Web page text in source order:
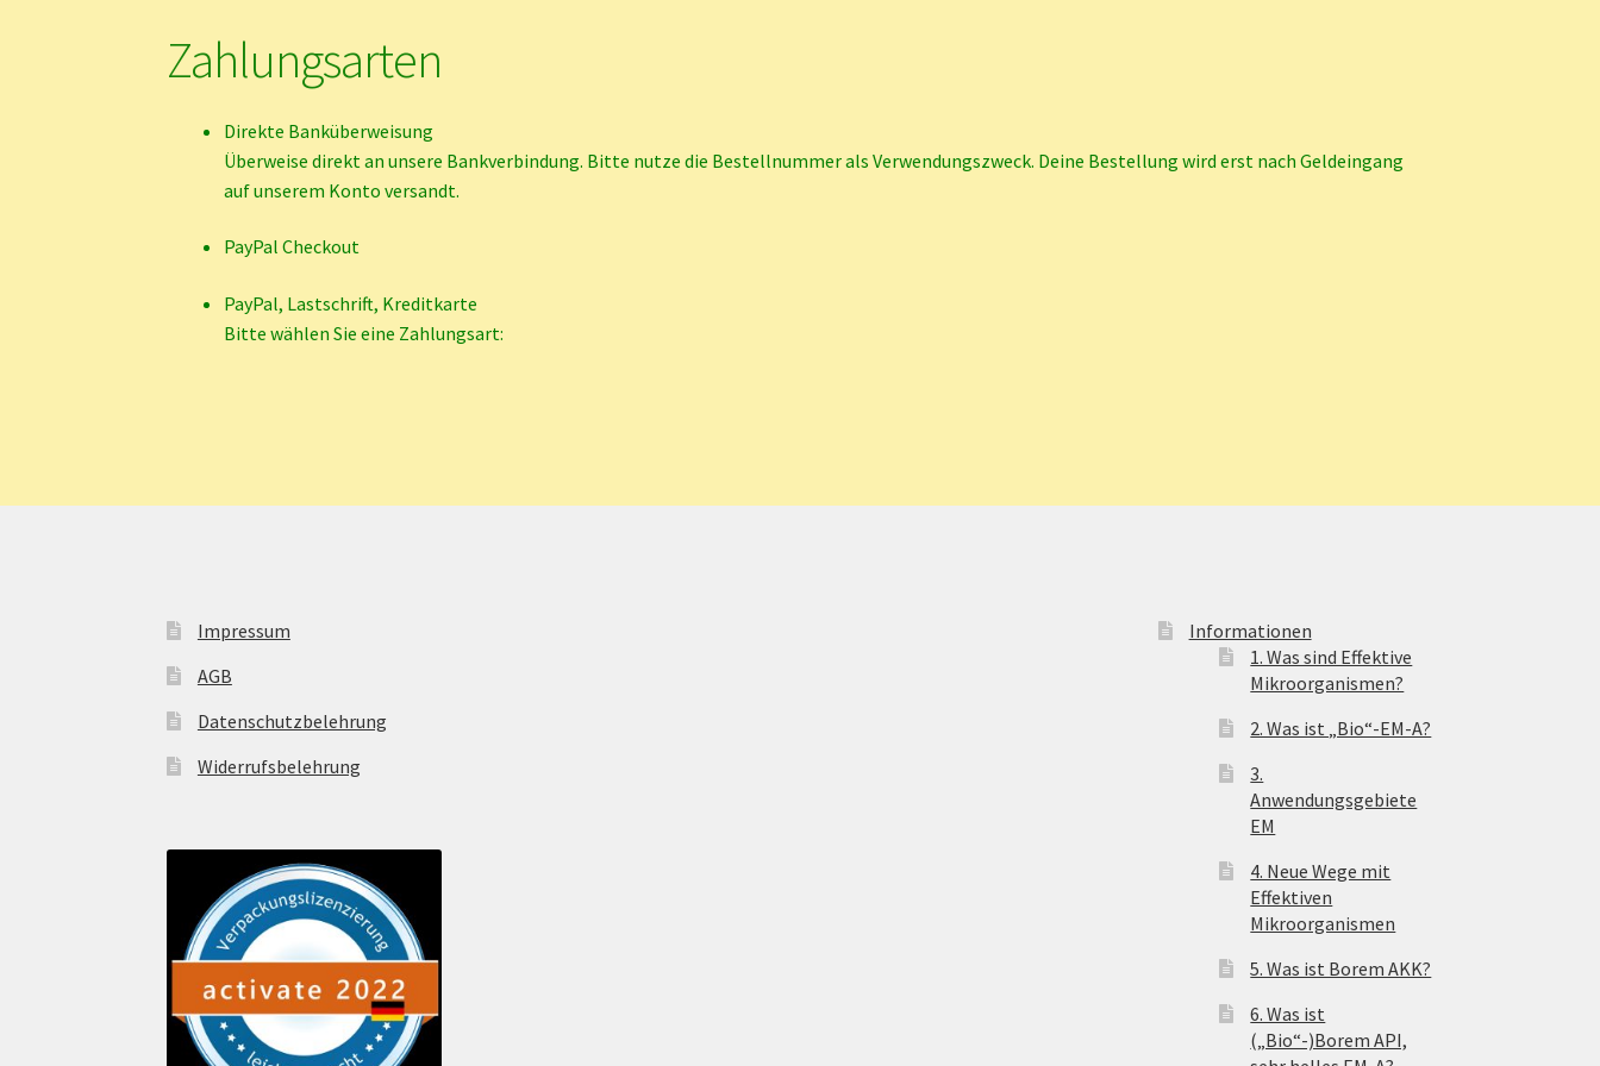
Zahlungsarten
Direkte Banküberweisung
Überweise direkt an unsere Bankverbindung. Bitte nutze die Bestellnummer als Verwendungszweck. Deine Bestellung wird erst nach Geldeingang
auf unserem Konto versandt.
PayPal Checkout
PayPal, Lastschrift, Kreditkarte
Bitte wählen Sie eine Zahlungsart:
Impressum
AGB
Datenschutzbelehrung
Widerrufsbelehrung
Informationen
1. Was sind Effektive
Mikroorganismen?
2. Was ist „Bio“-EM-A?
3.
Anwendungsgebiete
EM
4. Neue Wege mit
Effektiven
Mikroorganismen
5. Was ist Borem AKK?
6. Was ist
(„Bio“-)Borem API,